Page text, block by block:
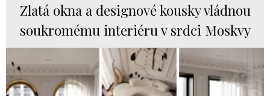
Zlatá okna a designové kousky vládnou
soukromému interiéru v srdci Moskvy